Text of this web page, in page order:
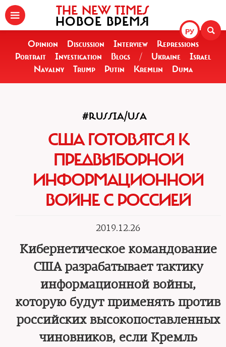
РУ
THE NEW TIMES
НОВОЕ ВРЕМЯ
Opinion Discussion Interview
Repressions
Portrait
Investigation Blogs / Ukraine
Israel
Navalny
Trump Putin Kremlin Duma
#RUSSIA/USA
США ГОТОВЯТСЯ К
ПРЕДВЫБОРНОЙ
ИНФОРМАЦИОННОЙ
ВОЙНЕ С РОССИЕЙ
2019.12.26
Кибернетическое командование
США разрабатывает тактику
информационной войны,
которую будут применять против
российских высокопоставленных
чиновников, если Кремль